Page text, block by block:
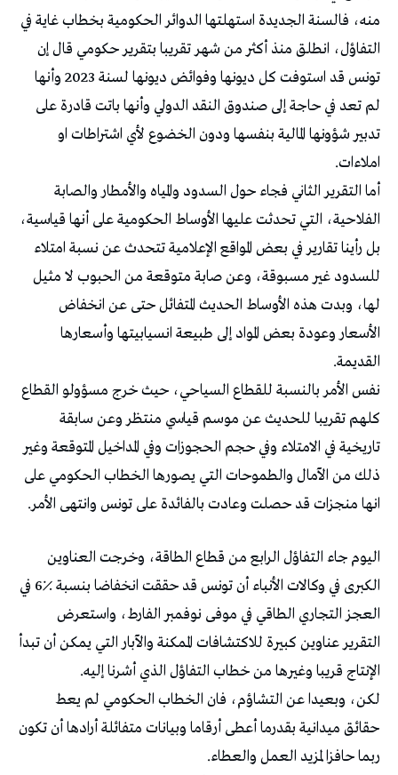
منه، فالسنة الجديدة استهلتها الدوائر الحكومية بخطاب غاية في
التفاؤل، انطلق منذ أكثر من شهر تقريبا بتقرير حكومي قال إن
تونس قد استوفت كل ديونها وفوائض ديونها لسنة 2023 وأنها
لم تعد في حاجة إلى صندوق النقد الدولي وأنها باتت قادرة على
تدبير شؤونها المالية بنفسها ودون الخضوع لأي اشتراطات او
املاءات.
أما التقرير الثاني فجاء حول السدود والمياه والأمطار والصابة
الفلاحية، التي تحدثت عليها الأوساط الحكومية على أنها قياسية،
بل رأينا تقارير في بعض المواقع الإعلامية تتحدث عن نسبة امتلاء
للسدود غير مسبوقة، وعن صابة متوقعة من الحبوب لا مثيل
لها، وبدت هذه الأوساط الحديث المتفائل حتى عن انخفاض
الأسعار وعودة بعض المواد إلى طبيعة انسيابيتها وأسعارها
القديمة.
نفس الأمر بالنسبة للقطاع السياحي، حيث خرج مسؤولو القطاع
كلهم تقريبا للحديث عن موسم قياسي منتظر وعن سابقة
تاريخية في الامتلاء وفي حجم الحجوزات وفي المداخيل المتوقعة وغير
ذلك من الآمال والطموحات التي يصورها الخطاب الحكومي على
انها منجزات قد حصلت وعادت بالفائدة على تونس وانتهى الأمر.
اليوم جاء التفاؤل الرابع من قطاع الطاقة، وخرجت العناوين
الكبرى في وكالات الأنباء أن تونس قد حققت انخفاضا بنسبة ٪6 في
العجز التجاري الطاقي في موفى نوفمبر الفارط، واستعرض
التقرير عناوين كبيرة للاكتشافات الممكنة والآبار التي يمكن أن تبدأ
الإنتاج قريبا وغيرها من خطاب التفاؤل الذي أشرنا إليه.
لكن، وبعيدا عن التشاؤم، فان الخطاب الحكومي لم يعط
حقائق ميدانية بقدرما أعطى أرقاما وبيانات متفائلة أرادها أن تكون
ربما حافزا لمزيد العمل والعطاء.